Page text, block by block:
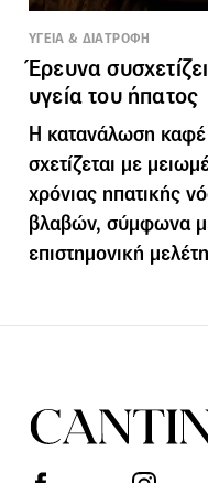
ΥΓΕΙΑ & ΔΙΑΤΡΟΦΗ
Έρευνα
υγεία του ήπατος
Η κατανάλωση
σχετίζεται με
χρόνιας ηπατικής
βλαβών, σύμφωνα
επιστημονική